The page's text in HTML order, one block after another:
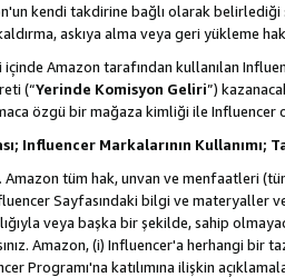
kendi takdirine bağlı olarak belirlediği
askıya alma veya geri yükleme
Amazon tarafından kullanılan
(“Yerinde Komisyon Geliri”)
özgü bir mağaza kimliği ile Influencer
Influencer Markalarının Kullanımı;
Amazon tüm hak, unvan ve menfaatleri
Sayfasındaki bilgi ve materyaller
veya başka bir şekilde, sahip
Amazon, (i) Influencer'a herhangi bir
Programı'na katılımına ilişkin